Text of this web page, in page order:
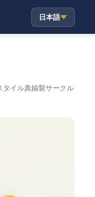
日本語
イル真鍮製サークル